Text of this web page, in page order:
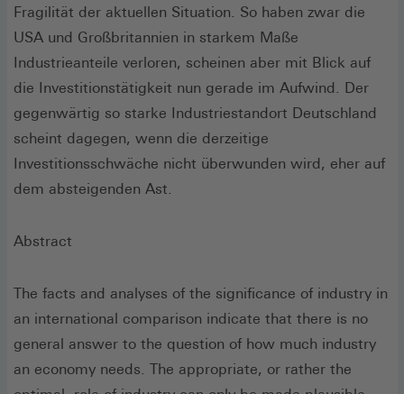
Fragilität der aktuellen Situation. So haben zwar die
USA und Großbritannien in starkem Maße
Industrieanteile verloren, scheinen aber mit Blick auf
die Investitionstätigkeit nun gerade im Aufwind. Der
gegenwärtig so starke Industriestandort Deutschland
scheint dagegen, wenn die derzeitige
Investitionsschwäche nicht überwunden wird, eher auf
dem absteigenden Ast.
Abstract
The facts and analyses of the significance of industry in
an international comparison indicate that there is no
general answer to the question of how much industry
an economy needs. The appropriate, or rather the